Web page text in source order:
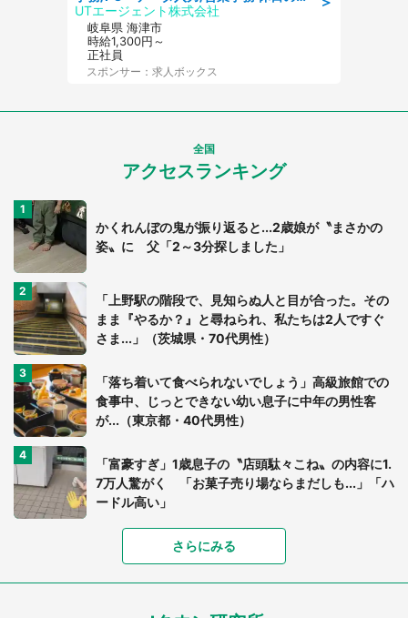
UTエージェント株式会社
岐阜県 海津市
時給1,300円～
正社員
スポンサー：求人ボックス
全国
アクセスランキング
かくれんぼの鬼が振り返ると...2歳娘が〝まさかの
姿〟に 父「2～3分探しました」
「上野駅の階段で、見知らぬ人と目が合った。その
まま『やるか？』と尋ねられ、私たちは2人ですぐ
さま...」（茨城県・70代男性）
「落ち着いて食べられないでしょう」高級旅館での
食事中、じっとできない幼い息子に中年の男性客
が...（東京都・40代男性）
「富豪すぎ」1歳息子の〝店頭駄々こね〟の内容に1.
7万人驚がく 「お菓子売り場ならまだしも...」「ハ
ードル高い」
あまりにも四角すぎる猫、激写される 「これもう
さらにみる